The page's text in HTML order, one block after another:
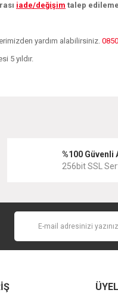
iade/değişim talep
yardım alabilirsiniz.
5 yıldır.
%100 Güvenli
256bit SSL